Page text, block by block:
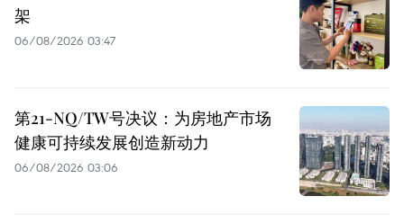
架
06/08/2026 03:47
第21-NQ/TW号决议：为房地产市场
健康可持续发展创造新动力
06/08/2026 03:06